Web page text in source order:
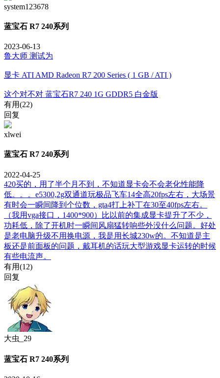
system123678
蓝宝石 R7 240系列
2023-06-13
鲁大师 测试为
显卡 ATI AMD Radeon R7 200 Series ( 1 GB / ATI )
这个对不对 蓝宝石R7 240 1G GDDR5 白金版
有用(22)
回复
xlwei
蓝宝石 R7 240系列
2022-04-25
420买的，用了半个月不到，不知道显卡会不会老化性能降
低。。。e5300,2g双通道玩极品飞车14全高20fps左右，大场景
有时会一瞬间降到个位数，gta4打上补丁在30至40fps左右。
（我用vga接口，1400*900）比以前的集成显卡提升了不少，
功耗低，除了开机时一瞬间风扇猛转响些外没什么问题。好处
是老电脑升级不用换电源，我是用长城230w的。不知道是主
板还是前面板的问题，戴耳机的话玩大型游戏显卡运转的时候
有些电流声。
有用(12)
回复
大虫_29
蓝宝石 R7 240系列